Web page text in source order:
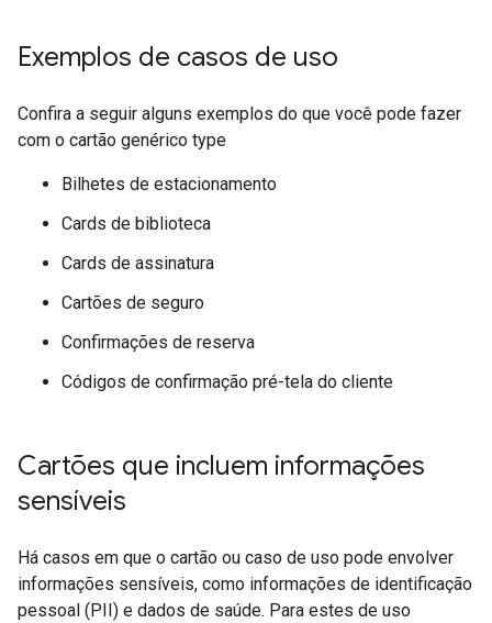
Exemplos de casos de uso
Confira a seguir alguns exemplos do que você pode fazer
com o cartão genérico type
Bilhetes de estacionamento
Cards de biblioteca
Cards de assinatura
Cartões de seguro
Confirmações de reserva
Códigos de confirmação pré-tela do cliente
Cartões que incluem informações
sensíveis
Há casos em que o cartão ou caso de uso pode envolver
informações sensíveis, como informações de identificação
pessoal (PII) e dados de saúde. Para estes de uso